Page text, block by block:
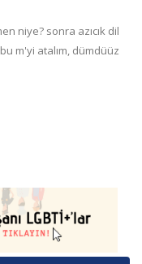
niye? sonra azıcık dil
m'yi atalım, dümdüüz